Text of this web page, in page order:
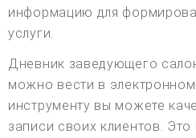
информацию для
услуги.
Дневник заведующего
можно вести в
инструменту вы можете
записи своих клиентов.